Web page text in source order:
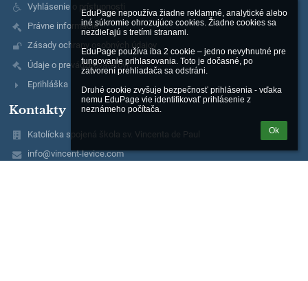
EduPage nepoužíva žiadne reklamné, analytické alebo
iné súkromie ohrozujúce cookies. Žiadne cookies sa
nezdieľajú s tretími stranami.
EduPage používa iba 2 cookie – jedno nevyhnutné pre
fungovanie prihlasovania. Toto je dočasné, po
zatvorení prehliadača sa odstráni.
Druhé cookie zvyšuje bezpečnosť prihlásenia - vďaka
nemu EduPage vie identifikovať prihlásenie z
neznámeho počítača.
Ok
Vyhlásenie o prístupnosti
Právne informácie
Zásady ochrany osobných údajov
Údaje o prevádzkovateľovi
Eprihláška
Kontakty
Katolícka spojená škola sv. Vincenta de Paul
info@vincent-levice.com